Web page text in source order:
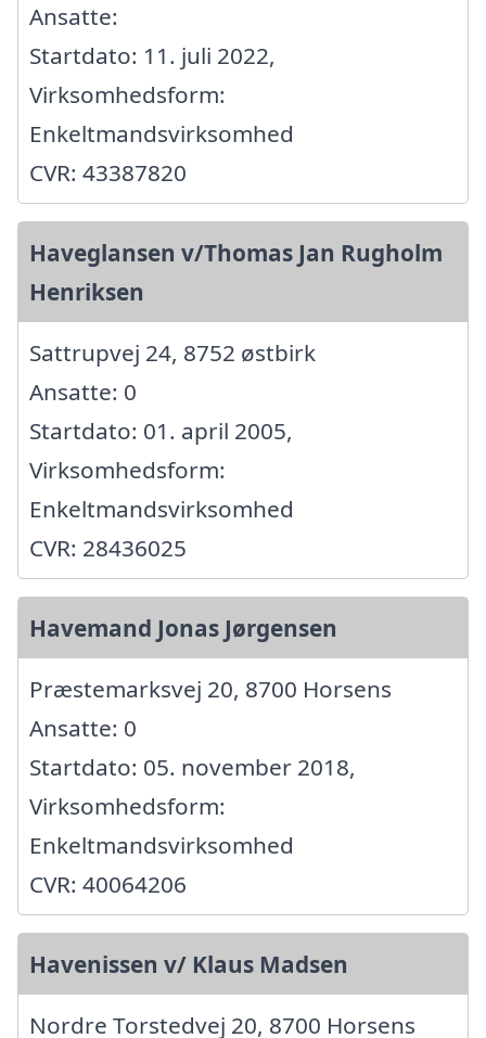
Ansatte:
Startdato: 11. juli 2022,
Virksomhedsform:
Enkeltmandsvirksomhed
CVR: 43387820
Haveglansen v/Thomas Jan Rugholm
Henriksen
Sattrupvej 24, 8752 østbirk
Ansatte: 0
Startdato: 01. april 2005,
Virksomhedsform:
Enkeltmandsvirksomhed
CVR: 28436025
Havemand Jonas Jørgensen
Præstemarksvej 20, 8700 Horsens
Ansatte: 0
Startdato: 05. november 2018,
Virksomhedsform:
Enkeltmandsvirksomhed
CVR: 40064206
Havenissen v/ Klaus Madsen
Nordre Torstedvej 20, 8700 Horsens